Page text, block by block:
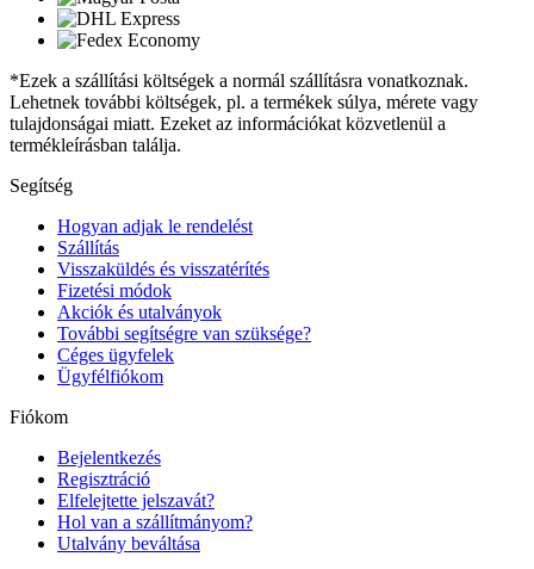
*Ezek a szállítási költségek a normál szállításra vonatkoznak.
Lehetnek további költségek, pl. a termékek súlya, mérete vagy
tulajdonságai miatt. Ezeket az információkat közvetlenül a
termékleírásban találja.
Segítség
Hogyan adjak le rendelést
Szállítás
Visszaküldés és visszatérítés
Fizetési módok
Akciók és utalványok
További segítségre van szüksége?
Céges ügyfelek
Ügyfélfiókom
Fiókom
Bejelentkezés
Regisztráció
Elfelejtette jelszavát?
Hol van a szállítmányom?
Utalvány beváltása